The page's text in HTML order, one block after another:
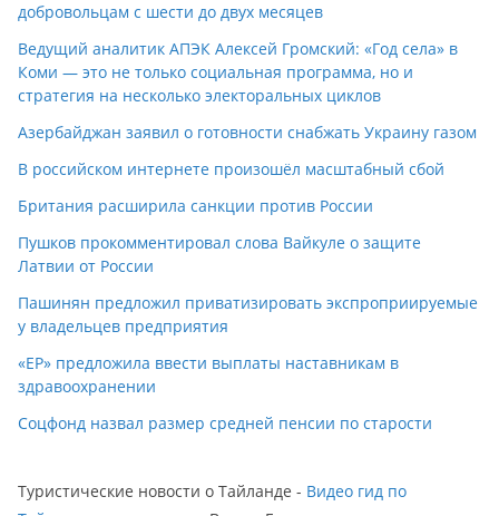
добровольцам с шести до двух месяцев
Ведущий аналитик АПЭК Алексей Громский: «Год села» в
Коми — это не только социальная программа, но и
стратегия на несколько электоральных циклов
Азербайджан заявил о готовности снабжать Украину газом
В российском интернете произошёл масштабный сбой
Британия расширила санкции против России
Пушков прокомментировал слова Вайкуле о защите
Латвии от России
Пашинян предложил приватизировать экспроприируемые
у владельцев предприятия
«ЕР» предложила ввести выплаты наставникам в
здравоохранении
Соцфонд назвал размер средней пенсии по старости
Туристические новости о Тайланде - Видео гид по